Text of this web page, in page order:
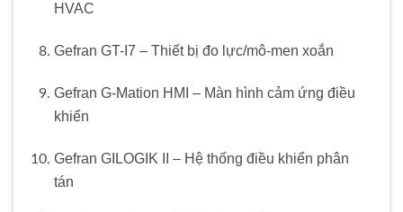
HVAC
Gefran GT-I7 – Thiết bị đo lực/mô-men xoắn
Gefran G-Mation HMI – Màn hình cảm ứng điều
khiển
Gefran GILOGIK II – Hệ thống điều khiển phân
tán